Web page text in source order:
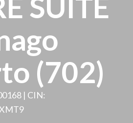
(702)
| CIN: